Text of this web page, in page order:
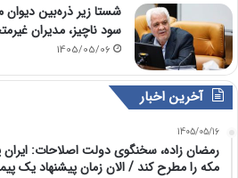
شستا زیر ذره‌بین دیوان
سود ناچیز، مدیران
1405/05/06
آخرین اخبار
1405/05/16
رمضان زاده، سخنگوی دولت اصلاحات: ایران
مکه را مطرح کند / الان زمان پیشنهاد یک